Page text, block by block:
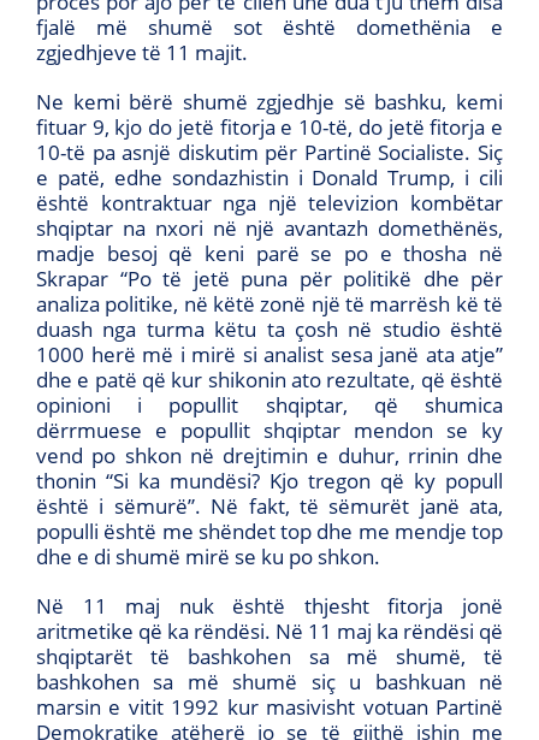
fjalë më shumë sot është domethënia e
zgjedhjeve të 11 majit.
Ne kemi bërë shumë zgjedhje së bashku, kemi
fituar 9, kjo do jetë fitorja e 10-të, do jetë fitorja e
10-të pa asnjë diskutim për Partinë Socialiste. Siç
e patë, edhe sondazhistin i Donald Trump, i cili
është kontraktuar nga një televizion kombëtar
shqiptar na nxori në një avantazh domethënës,
madje besoj që keni parë se po e thosha në
Skrapar “Po të jetë puna për politikë dhe për
analiza politike, në këtë zonë një të marrësh kë të
duash nga turma këtu ta çosh në studio është
1000 herë më i mirë si analist sesa janë ata atje”
dhe e patë që kur shikonin ato rezultate, që është
opinioni i popullit shqiptar, që shumica
dërrmuese e popullit shqiptar mendon se ky
vend po shkon në drejtimin e duhur, rrinin dhe
thonin “Si ka mundësi? Kjo tregon që ky popull
është i sëmurë”. Në fakt, të sëmurët janë ata,
populli është me shëndet top dhe me mendje top
dhe e di shumë mirë se ku po shkon.
Në 11 maj nuk është thjesht fitorja jonë
aritmetike që ka rëndësi. Në 11 maj ka rëndësi që
shqiptarët të bashkohen sa më shumë, të
bashkohen sa më shumë siç u bashkuan në
marsin e vitit 1992 kur masivisht votuan Partinë
Demokratike atëherë jo se të gjithë ishin me